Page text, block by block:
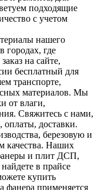
подходящие
с учетом
нашего
городах, где
на сайте,
бесплатный для
транспорте,
материалов. Мы
от влаги,
Свяжитесь с нами,
оплаты, доставки.
березовую и
качества. Наших
и плит ДСП,
в прайсе
купить
применяется